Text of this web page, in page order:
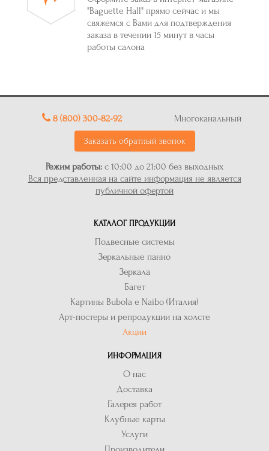
"Baguette Hall" прямо сейчас и мы
свяжемся с Вами для подтверждения
заказа в течении 15 минут в часы
работы салона
8 (800) 300-82-92 Многоканальный
Заказать обратный звонок
Режим работы: с 10:00 до 21:00 без выходных
Вся представленная на сайте информация не является
публичной офертой
КАТАЛОГ ПРОДУКЦИИ
Подвесные системы
Зеркальные панно
Зеркала
Багет
Картины Bubola e Naibo (Италия)
Арт-постеры и репродукции на холсте
Акции
ИНФОРМАЦИЯ
О нас
Доставка
Галерея работ
Клубные карты
Услуги